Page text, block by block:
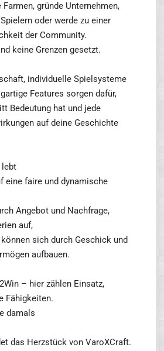
gründe Unternehmen,
oder werde zu einer
der Community.
keine Grenzen gesetzt.
individuelle Spielsysteme
Features sorgen dafür,
Bedeutung hat und jede
auf deine Geschichte
lebt
eine faire und dynamische
Angebot und Nachfrage,
auf,
sich durch Geschick und
aufbauen.
– hier zählen Einsatz,
Fähigkeiten.
damals
das Herzstück von VaroXCraft.